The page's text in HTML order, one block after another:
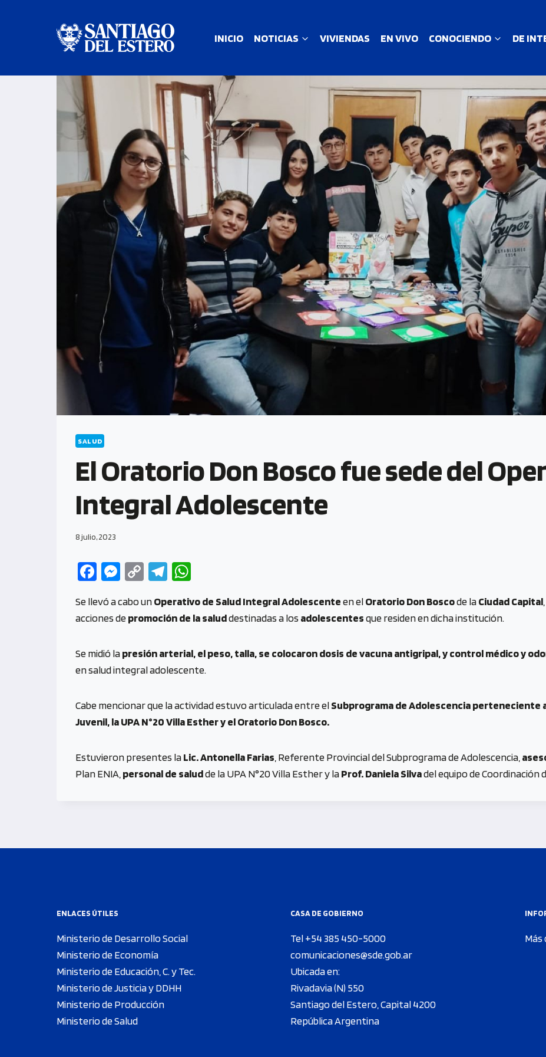
INICIO NOTICIAS VIVIENDAS EN VIVO CONOCIENDO DE
SALUD
El Oratorio Don Bosco fue sede del
Integral Adolescente
8 julio, 2023
Fa
b
o
o
k
M
se
n
g
er
C
py
Li
n
k
Te
gr
a
m
at
s
A
p
Se llevó a cabo unOperativo de Salud Integral Adolescenteen elOratorio Don Boscode laCiudad Capital
acciones depromoción de la saluddestinadas a los adolescentesque residen en dicha institución.
Se midió lapresión arterial, el peso, talla, se colocaron dosis de vacuna antigripal, y control médico y
en salud integral adolescente.
Cabe mencionar que la actividad estuvo articulada entre elSubprograma de Adolescencia perteneciente
Juvenil, la UPA N°20 Villa Esther y el Oratorio Don Bosco.
Estuvieron presentes laLic. Antonella Farias , Referente Provincial del Subprograma de Adolescencia,
Plan ENIA, personal de saludde la UPA N°20 Villa Esther y laProf. Daniela Silvadel equipo de Coordinación
ENLACES ÚTILES
Ministerio de Desarrollo Social
Ministerio de Economía
Ministerio de Educación, C. y Tec.
Ministerio de Justicia y DDHH
Ministerio de Producción
Ministerio de Salud
CASA DE GOBIERNO
Tel +54 385 450-5000
comunicaciones@sde.gob.ar
Ubicada en:
Rivadavia (N) 550
Santiago del Estero, Capital 4200
República Argentina
Más